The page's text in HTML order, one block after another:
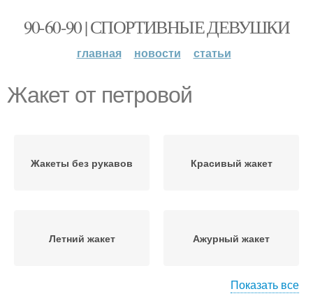
90-60-90 | СПОРТИВНЫЕ ДЕВУШКИ
главная новости статьи
Жакет от петровой
Жакеты без рукавов Красивый жакет
Летний жакет Ажурный жакет
Показать все